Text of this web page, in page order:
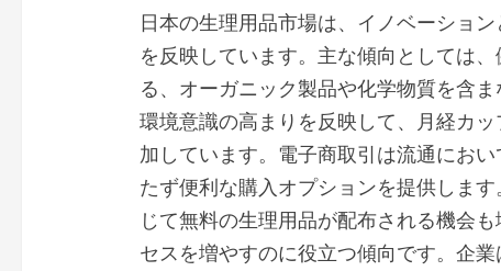
日本の生理用品市場は、イノベーショ
を反映しています。主な傾向としては
る、オーガニック製品や化学物質を含
環境意識の高まりを反映して、月経カ
加しています。電子商取引は流通にお
たず便利な購入オプションを提供しま
じて無料の生理用品が配布される機会
セスを増やすのに役立つ傾向です。企